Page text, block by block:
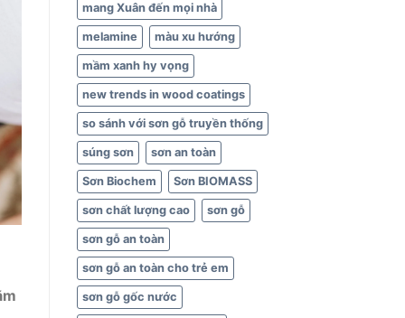
mang Xuân đến mọi nhà
melamine màu xu hướng
mầm xanh hy vọng
new trends in wood coatings
so sánh với sơn gỗ truyền thống
súng sơn sơn an toàn
Sơn Biochem Sơn BIOMASS
sơn chất lượng cao sơn gỗ
sơn gỗ an toàn
sơn gỗ an toàn cho trẻ em
sơn gỗ gốc nước